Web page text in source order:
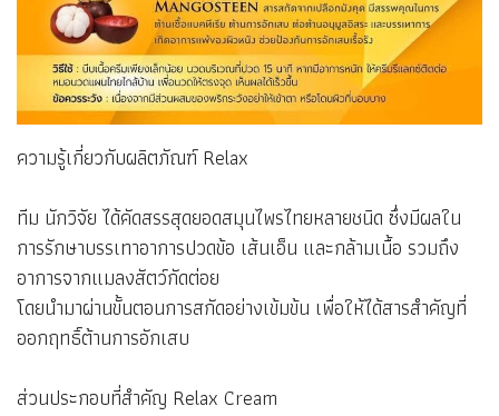
ความรู้เกี่ยวกับผลิตภัณฑ์ Relax
ทีม นักวิจัย ได้คัดสรรสุดยอดสมุนไพรไทยหลายชนิด ซึ่งมีผลใน
การรักษาบรรเทาอาการปวดข้อ เส้นเอ็น และกล้ามเนื้อ รวมถึง
อาการจากแมลงสัตว์กัดต่อย
โดยนำมาผ่านขั้นตอนการสกัดอย่างเข้มข้น เพื่อให้ได้สารสำคัญที่
ออกฤทธิ์ต้านการอักเสบ
ส่วนประกอบที่สำคัญ Relax Cream